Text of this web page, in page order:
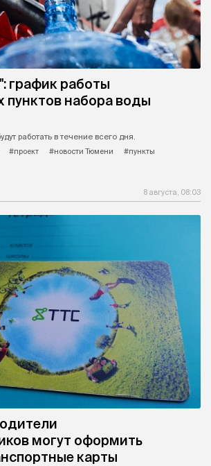
график работы
пунктов набора воды
работать в течение всего дня.
#проект #новости Тюмени
#пункты
8 августа, 08:03
могут оформить
карты